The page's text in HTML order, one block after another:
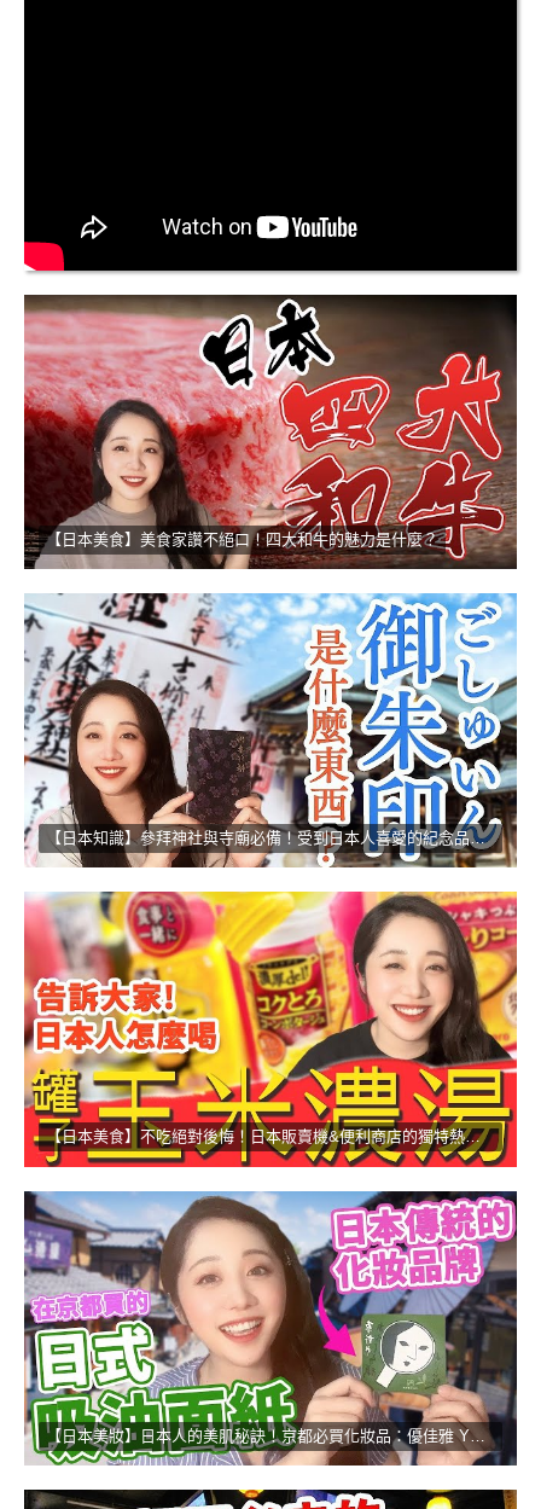
【日本美食】美食家讚不絕口！四大和牛的魅力是什麼？
【日本知識】參拜神社與寺廟必備！受到日本人喜愛的紀念品！！
【日本美食】不吃絕對後悔！日本販賣機&便利商店的獨特熱食！
【日本美妝】日本人的美肌秘訣！京都必買化妝品：優佳雅 YOJIYA！！